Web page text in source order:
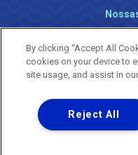
Uma
Nossa
By clicking “Accept All
cookies on your device to
site usage, and assist in
Reject All